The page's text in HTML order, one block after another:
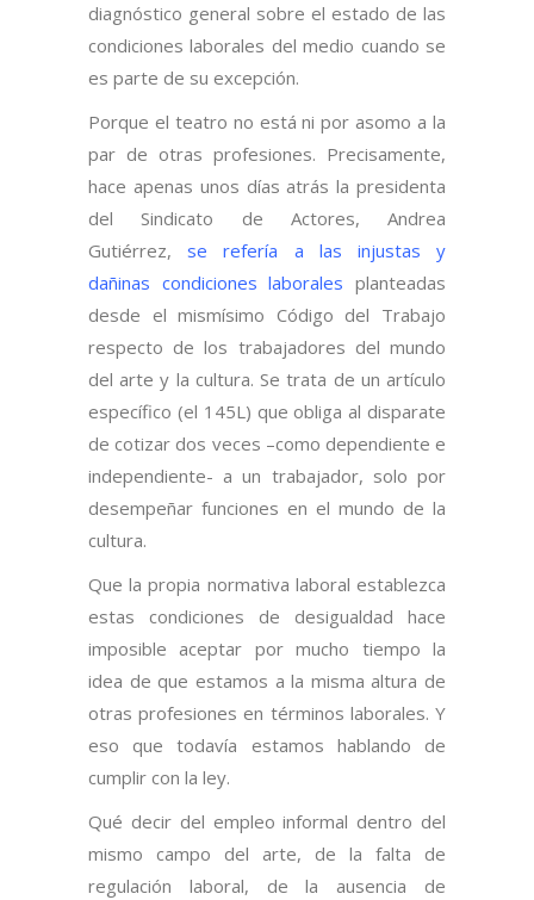
diagnóstico general sobre el estado de las
condiciones laborales del medio cuando se
es parte de su excepción.
Porque el teatro no está ni por asomo a la
par de otras profesiones. Precisamente,
hace apenas unos días atrás la presidenta
del Sindicato de Actores, Andrea
Gutiérrez,se refería a las injustas y
dañinas condiciones laborales planteadas
desde el mismísimo Código del Trabajo
respecto de los trabajadores del mundo
del arte y la cultura. Se trata de un artículo
específico (el 145L) que obliga al disparate
de cotizar dos veces –como dependiente e
independiente- a un trabajador, solo por
desempeñar funciones en el mundo de la
cultura.
Que la propia normativa laboral establezca
estas condiciones de desigualdad hace
imposible aceptar por mucho tiempo la
idea de que estamos a la misma altura de
otras profesiones en términos laborales. Y
eso que todavía estamos hablando de
cumplir con la ley.
Qué decir del empleo informal dentro del
mismo campo del arte, de la falta de
regulación laboral, de la ausencia de